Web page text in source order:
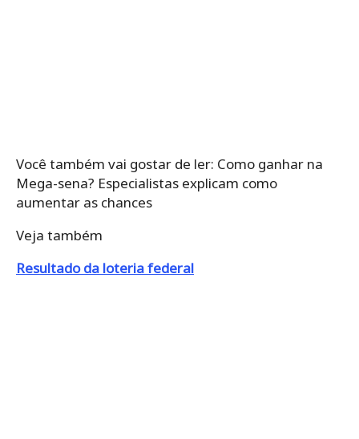
Você também vai gostar de ler: Como ganhar na
Mega-sena? Especialistas explicam como
aumentar as chances
Veja também
Resultado da loteria federal